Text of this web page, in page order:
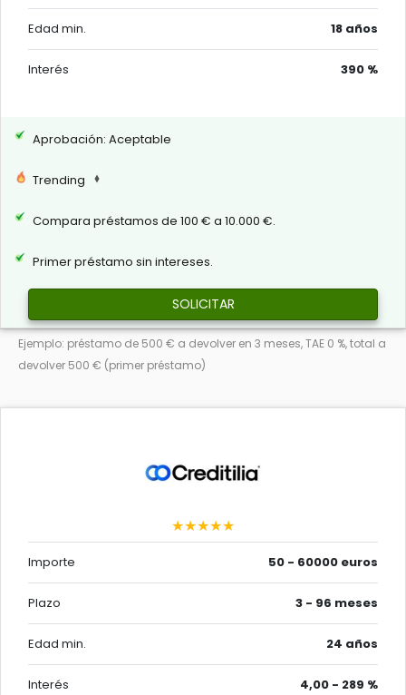
Edad min. 18 años
Interés 390 %
Aprobación: Aceptable
Trending
Compara préstamos de 100 € a 10.000 €.
Primer préstamo sin intereses.
SOLICITAR
Ejemplo: préstamo de 500 € a devolver en 3 meses, TAE 0 %, total a
devolver 500 € (primer préstamo)
★★★★★
Importe 50 - 60000 euros
Plazo 3 - 96 meses
Edad min. 24 años
Interés 4,00 - 289 %